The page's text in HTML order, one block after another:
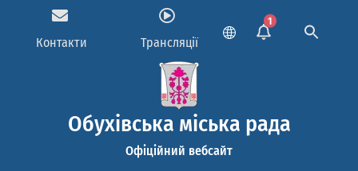
Контакти Трансляції
1
Обухівська міська рада
Офіційний вебсайт